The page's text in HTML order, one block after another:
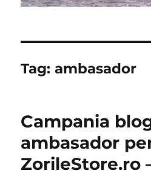
Tag:ambasador
Campania
ambasador
ZorileStore.ro